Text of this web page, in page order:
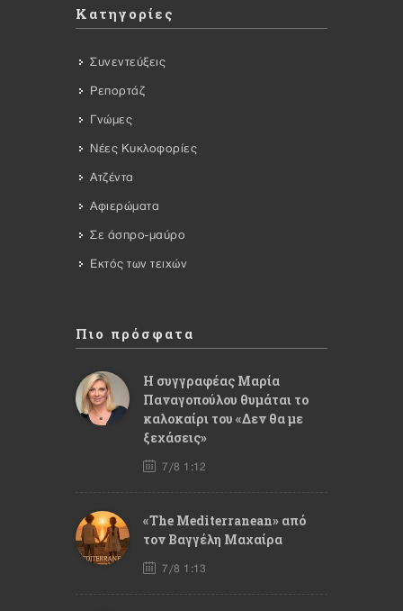
Κατηγορίες
Συνεντεύξεις
Ρεπορτάζ
Γνώμες
Νέες Κυκλοφορίες
Ατζέντα
Αφιερώματα
Σε άσπρο-μαύρο
Εκτός των τειχών
Πιο πρόσφατα
Η συγγραφέας Μαρία
Παναγοπούλου θυμάται το
καλοκαίρι του «Δεν θα με
ξεχάσεις»
7/8 1:12
«The Mediterranean» από
τον Βαγγέλη Μαχαίρα
7/8 1:13